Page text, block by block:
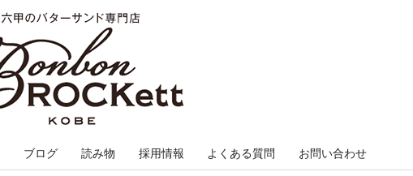
ブログ 読み物 採用情報 よくある質問 お問い合わせ